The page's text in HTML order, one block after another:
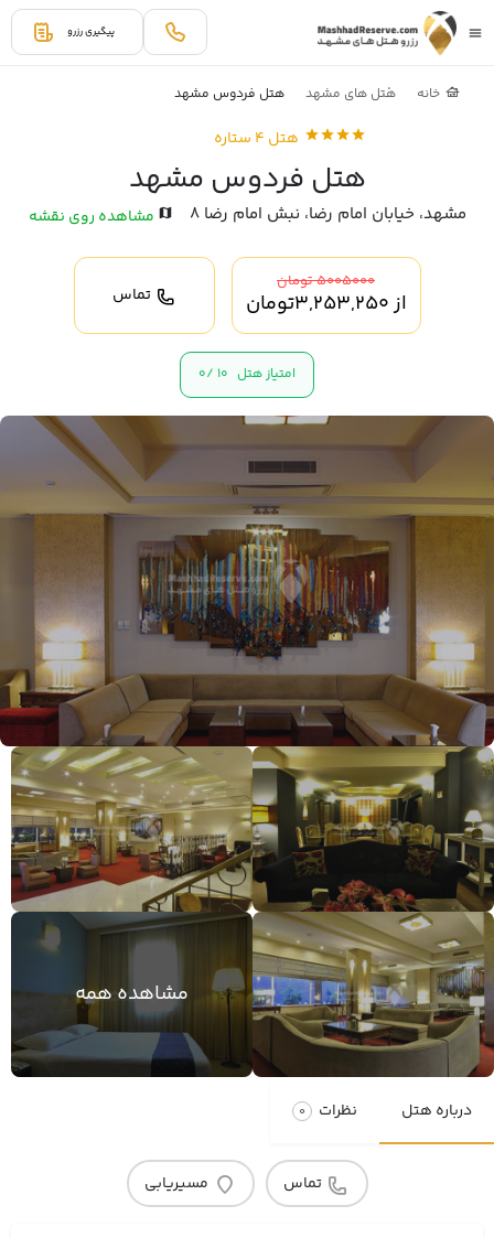
پیگیری رزرو
خانه هتل های مشهد هتل فردوس مشهد
هتل 4 ستاره
هتل فردوس مشهد
مشهد، خيابان امام رضا، نبش امام رضا 8 مشاهده روی نقشه
5005000 تومان
از3,253,250تومان تماس
امتیاز هتل 10 /
0
مشاهده همه
درباره هتل نظرات 0
تماس مسیریابی